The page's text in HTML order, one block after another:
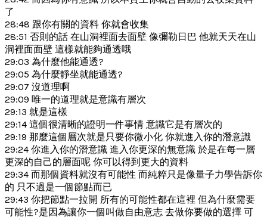
了
28:48 跟你有關的資料 你就會收集
28:51 否則的話 在山洞裡面去面壁 像彌勒日巴 他就天天在山
洞裡面面壁 這樣就能夠通透哦
29:03 為什麼他能通透?
29:05 為什麼靜坐就能通透?
29:07 沒道理啊
29:09 唯一的道理就是意識有層次
29:13 就是這樣
29:14 這個很清晰的證明一件事情 意識它是有層次的
29:19 那麼這個層次就是只要你微小化 你就進入你的潛意識
29:24 你進入你的潛意識 進入你更深的無意識 於是在每一層
更深的自己的層面呢 你可以得到更大的資料
29:34 而那個資料就沒有可能性 而純粹只是像量子力學告訴你
的 只不過是一個節點而已
29:43 你把節點一拉開 所有的可能性都在這裡 但為什麼需要
可能性?是因為讓你一個叫做自由意志 去做你要做的選擇 可